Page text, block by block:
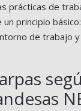
prácticas de
principio
de trabajo